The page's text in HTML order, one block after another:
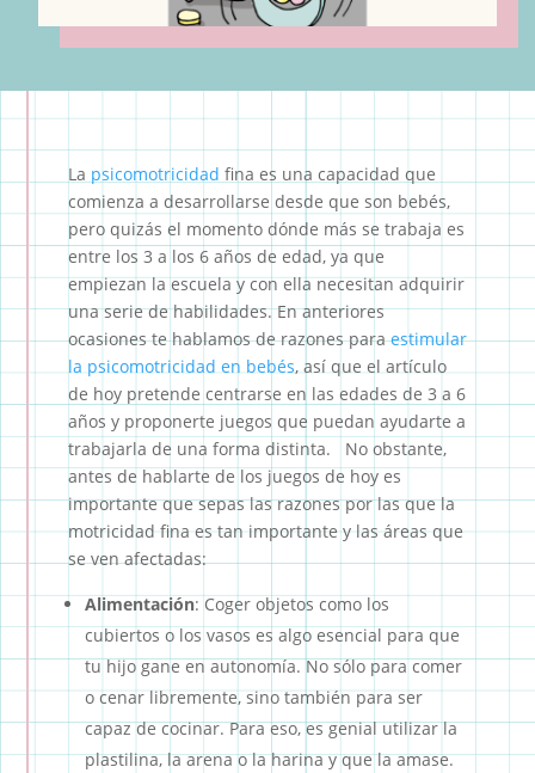
La psicomotricidad fina es una capacidad que
comienza a desarrollarse desde que son bebés,
pero quizás el momento dónde más se trabaja es
entre los 3 a los 6 años de edad, ya que
empiezan la escuela y con ella necesitan adquirir
una serie de habilidades. En anteriores
ocasiones te hablamos de razones paraestimular
la psicomotricidad en bebés, así que el artículo
de hoy pretende centrarse en las edades de 3 a 6
años y proponerte juegos que puedan ayudarte a
trabajarla de una forma distinta. No obstante,
antes de hablarte de los juegos de hoy es
importante que sepas las razones por las que la
motricidad fina es tan importante y las áreas que
se ven afectadas:
Alimentación: Coger objetos como los
cubiertos o los vasos es algo esencial para que
tu hijo gane en autonomía. No sólo para comer
o cenar libremente, sino también para ser
capaz de cocinar. Para eso, es genial utilizar la
plastilina, la arena o la harina y que la amase.